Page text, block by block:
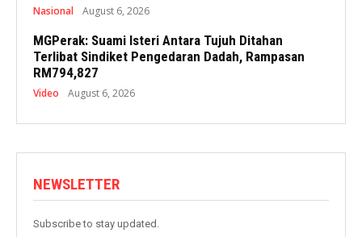
Nasional August 6, 2026
MGPerak: Suami Isteri Antara Tujuh Ditahan
Terlibat Sindiket Pengedaran Dadah, Rampasan
RM794,827
Video August 6, 2026
NEWSLETTER
Subscribe to stay updated.